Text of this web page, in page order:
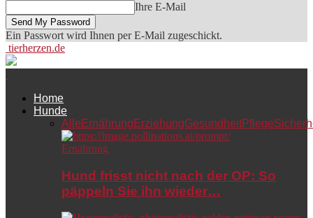
Ihre E-Mail
Ein Passwort wird Ihnen per E-Mail zugeschickt.
tierherzen.de
Home
Hunde
Alle Ernährung ErziehungGesundheitPflege
Ernährung
Hund frisst nicht nach der OP: So
päppeln Sie ihn wieder…